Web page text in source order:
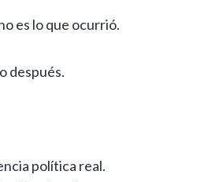
es lo que ocurrió.
después.
política real.